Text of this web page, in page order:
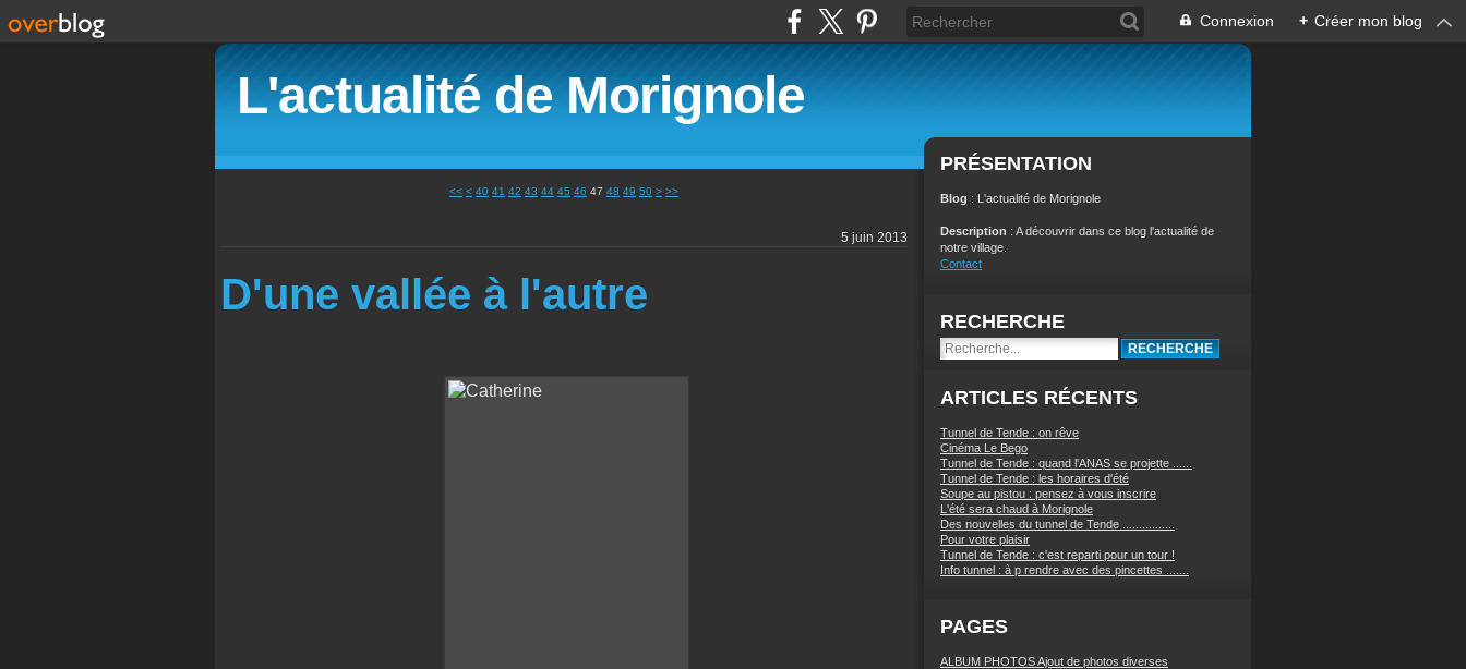
Connexion + Créer mon blog
L'actualité de Morignole
<< < 10
20
30
40 41 42 43 44 45 46 47 48 49 50 60
> >>
5 juin 2013
D'une vallée à l'autre
PRÉSENTATION
Blog : L'actualité de Morignole
Description : A découvrir dans ce blog l'actualité de
notre village.
Contact
RECHERCHE
ARTICLES RÉCENTS
Tunnel de Tende : on rêve
Cinéma Le Bego
Tunnel de Tende : quand l'ANAS se projette ......
Tunnel de Tende : les horaires d'été
Soupe au pistou : pensez à vous inscrire
L'été sera chaud à Morignole
Des nouvelles du tunnel de Tende ................
Pour votre plaisir
Tunnel de Tende : c'est reparti pour un tour !
Info tunnel : à p rendre avec des pincettes .......
PAGES
ALBUM PHOTOS Ajout de photos diverses